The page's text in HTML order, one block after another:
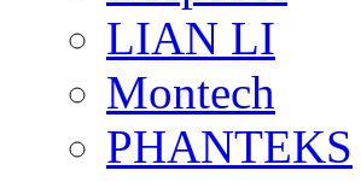
LIAN LI
Montech
PHANTEKS